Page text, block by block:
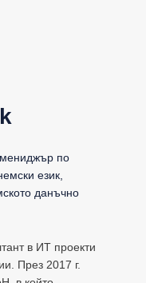
по
език,
данъчно
в ИТ проекти
През 2017 г.